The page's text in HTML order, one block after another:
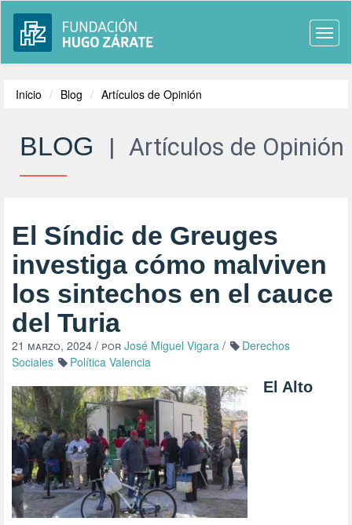
Inicio Blog Artículos de Opinión
BLOG | Artículos de Opinión
El Síndic de Greuges
investiga cómo malviven
los sintechos en el cauce
del Turia
21 marzo, 2024 / por José Miguel Vigara /
Derechos
Sociales
Política Valencia
El Alto